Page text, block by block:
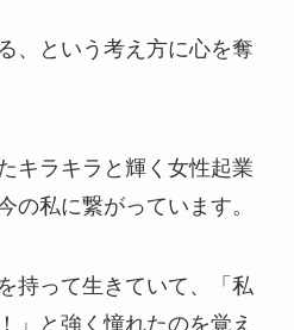
、という考え方に心を奪
キラキラと輝く女性起業
の私に繋がっています。
持って生きていて、「私
」と強く憧れたのを覚え